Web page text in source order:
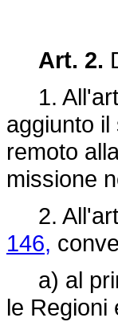
Art. 2.
1.
aggiunto
remoto
missione
2.
146,
a) al
le Regioni